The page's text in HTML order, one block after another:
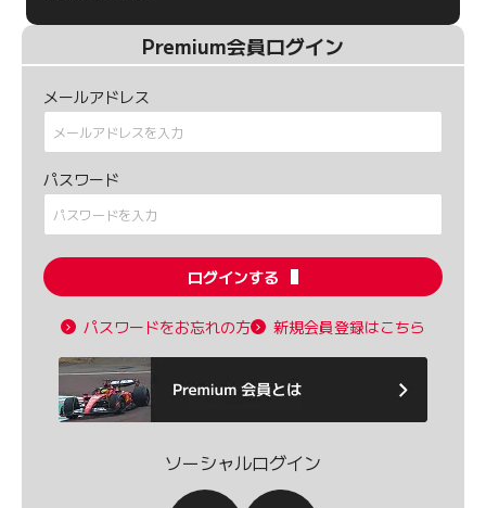
Premium会員ログイン
メールアドレス
パスワード
ログインする
パスワードをお忘れの方 新規会員登録はこちら
ソーシャルログイン